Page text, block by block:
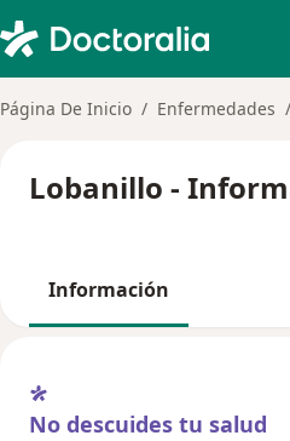
Página De Inicio Enfermedades
Lobanillo -
Información
No descuides tu salud